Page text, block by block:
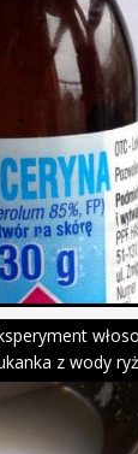
z wody